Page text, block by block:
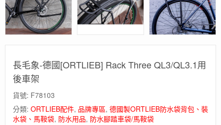
長毛象-德國[ORTLIEB] Rack Three QL3/QL3.1用
後車架
貨號: F78103
分類: ORTLIEB配件, 品牌專區, 德國製ORTLIEB防水袋背包、裝
水袋、馬鞍袋, 防水用品, 防水腳踏車袋/馬鞍袋